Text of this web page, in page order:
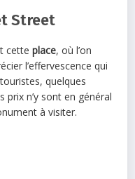
Street
cetteplace, où l’on
l’effervescence qui
quelques
n’y sont en général
à visiter.